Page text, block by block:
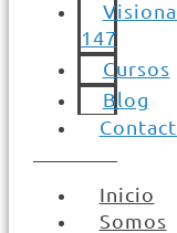
147
Cursos
Blog
Inicio
Somos